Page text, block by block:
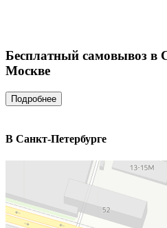
Бесплатный самовывоз в
Москве
В Санкт-Петербурге